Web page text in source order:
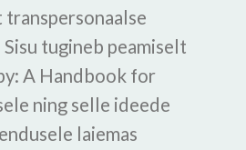
tugineb peamiselt
A Handbook for
ning selle ideede
laiemas